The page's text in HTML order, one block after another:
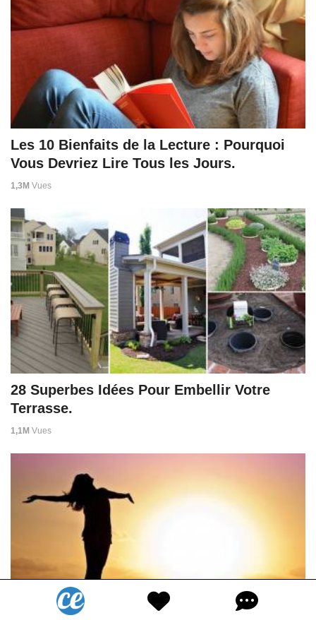
Les 10 Bienfaits de la Lecture : Pourquoi
Vous Devriez Lire Tous les Jours.
1,3M Vues
28 Superbes Idées Pour Embellir Votre
Terrasse.
1,1M Vues